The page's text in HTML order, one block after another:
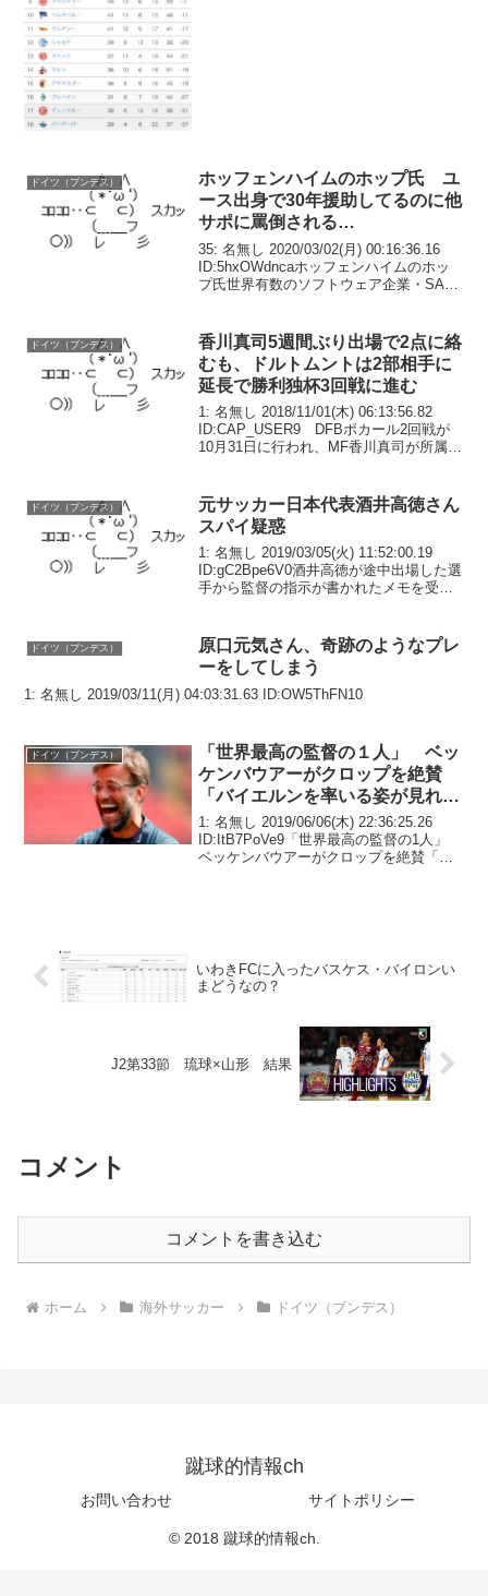
ドイツ（ブンデス）
ホッフェンハイムのホップ氏 ユ
ース出身で30年援助してるのに他
サポに罵倒される…
35: 名無し 2020/03/02(月) 00:16:36.16
ID:5hxOWdncaホッフェンハイムのホッ
プ氏世界有数のソフトウェア企業・SAP
30年援助して...
ドイツ（ブンデス）
香川真司5週間ぶり出場で2点に絡
むも、ドルトムントは2部相手に
延長で勝利独杯3回戦に進む
1: 名無し 2018/11/01(木) 06:13:56.82
ID:CAP_USER9 DFBポカール2回戦が
10月31日に行われ、MF香川真司が所属す
－2で勝利...
ドイツ（ブンデス）
元サッカー日本代表酒井高徳さん
スパイ疑惑
1: 名無し 2019/03/05(火) 11:52:00.19
ID:gC2Bpe6V0酒井高徳が途中出場した選
手から監督の指示が書かれたメモを受け
流出した模様。
ドイツ（ブンデス）
原口元気さん、奇跡のようなプレ
ーをしてしまう
1: 名無し 2019/03/11(月) 04:03:31.63 ID:OW5ThFN10
ドイツ（ブンデス）
「世界最高の監督の１人」 ベッ
ケンバウアーがクロップを絶賛
「バイエルンを率いる姿が見れた
ら、それ以上は何もいらない
ね。」
1: 名無し 2019/06/06(木) 22:36:25.26
ID:ItB7PoVe9「世界最高の監督の1人」
ベッケンバウアーがクロップを絶賛「い
いわきFCに入ったバスケス・バイロンい
まどうなの？
J2第33節 琉球×山形 結果
コメント
コメントを書き込む
ホーム 海外サッカー ドイツ（ブンデス）
蹴球的情報ch
お問い合わせ サイトポリシー
© 2018 蹴球的情報ch.